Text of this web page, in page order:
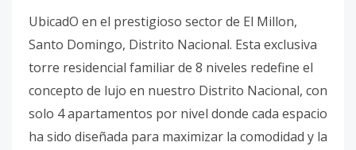
UbicadO en el prestigioso sector de El Millon,
Santo Domingo, Distrito Nacional. Esta exclusiva
torre residencial familiar de 8 niveles redefine el
concepto de lujo en nuestro Distrito Nacional, con
solo 4 apartamentos por nivel donde cada espacio
ha sido diseñada para maximizar la comodidad y la